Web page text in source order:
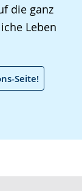
die ganz
Leben
Seite!